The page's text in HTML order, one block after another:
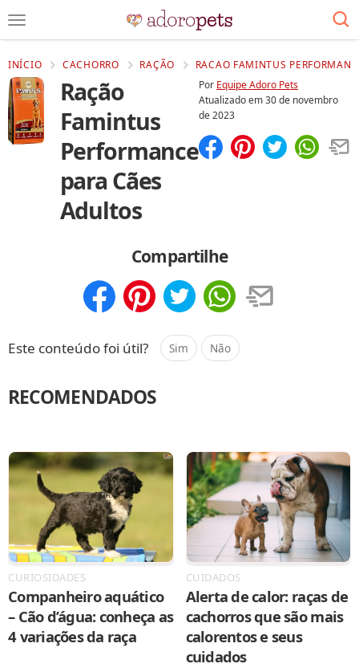
INÍCIO CACHORRO RAÇÃO RACAO FAMINTUS
Ração
Famintus
Performance
para Cães
Adultos
Por Equipe Adoro Pets
Atualizado em30 de novembro
de 2023
Compartilhe
Este conteúdo foi útil? Sim Não
RECOMENDADOS
CURIOSIDADES
Companheiro aquático
– Cão d’água: conheça as
4 variações da raça
CUIDADOS
Alerta de calor: raças de
cachorros que são mais
calorentos e seus
cuidados